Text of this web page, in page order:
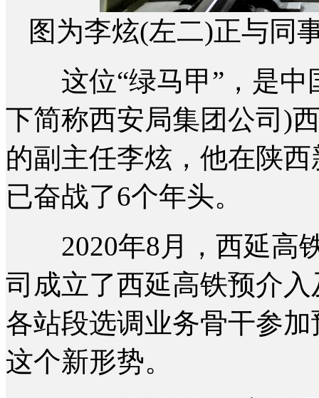
图为李炫(左二)正与同
这位“绿马甲”，是中
下简称西安局集团公司)
的副主任李炫，他在陕
已奋战了6个年头。
2020年8月，西延高
司成立了西延高铁预介
各站段选调业务骨干参
这个新形势。